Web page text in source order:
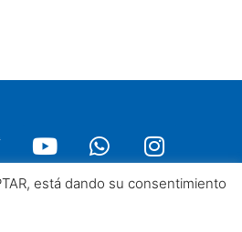
está dando su consentimiento